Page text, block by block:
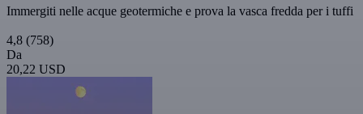
Immergiti nelle acque geotermiche e prova la vasca fredda per i tuffi
4,8 (758)
Da
20,22 USD